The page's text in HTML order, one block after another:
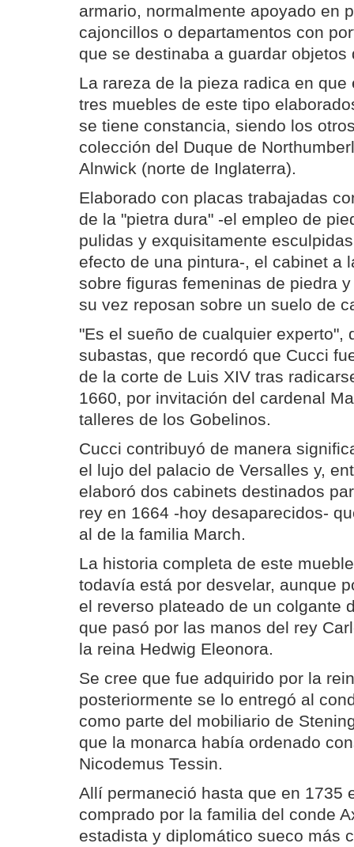
armario, normalmente apoyado en
cajoncillos o departamentos con
que se destinaba a guardar objetos
La rareza de la pieza radica en
tres muebles de este tipo
se tiene constancia, siendo los
colección del Duque de
Alnwick (norte de Inglaterra).
Elaborado con placas trabajadas
de la "pietra dura" -el empleo de
pulidas y exquisitamente
efecto de una pintura-, el cabinet a
sobre figuras femeninas de piedra
su vez reposan sobre un suelo de
"Es el sueño de cualquier experto",
subastas, que recordó que Cucci
de la corte de Luis XIV tras
1660, por invitación del cardenal
talleres de los Gobelinos.
Cucci contribuyó de manera
el lujo del palacio de Versalles y,
elaboró dos cabinets destinados
rey en 1664 -hoy desaparecidos-
al de la familia March.
La historia completa de este
todavía está por desvelar, aunque
el reverso plateado de un colgante
que pasó por las manos del rey
la reina Hedwig Eleonora.
Se cree que fue adquirido por la
posteriormente se lo entregó al
como parte del mobiliario de
que la monarca había ordenado
Nicodemus Tessin.
Allí permaneció hasta que en 1735
comprado por la familia del conde
estadista y diplomático sueco más